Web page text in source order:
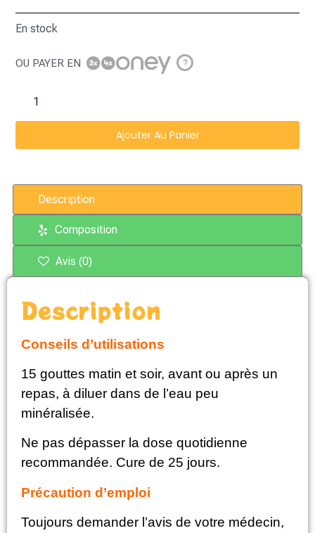
En stock
OU PAYER EN ?
Ajouter Au Panier
Description
Composition
Avis (0)
Description
Conseils d’utilisations
15 gouttes matin et soir, avant ou après un
repas, à diluer dans de l’eau peu
minéralisée.
Ne pas dépasser la dose quotidienne
recommandée. Cure de 25 jours.
Précaution d’emploi
Toujours demander l’avis de votre médecin,